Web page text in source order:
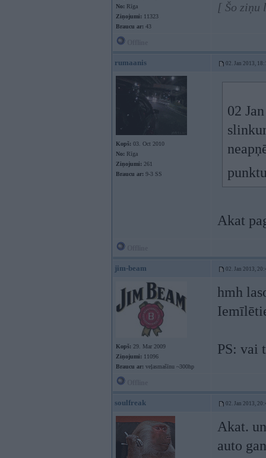
No: Rīga
Ziņojumi: 11323
Braucu ar: 43
[ Šo ziņu
rumaanis 02. Jan 2013,
Kopš: 03. Oct 2010
No: Rīga
Ziņojumi: 261
Braucu ar: 9-3 SS
02
Akat
jim-beam 02. Jan 2013,
Kopš: 29. Mar 2009
Ziņojumi: 11096
Braucu ar: veļasmašīnu ~300hp
hmh
PS: vai
soulfreak 02. Jan 2013,
Akat.
auto